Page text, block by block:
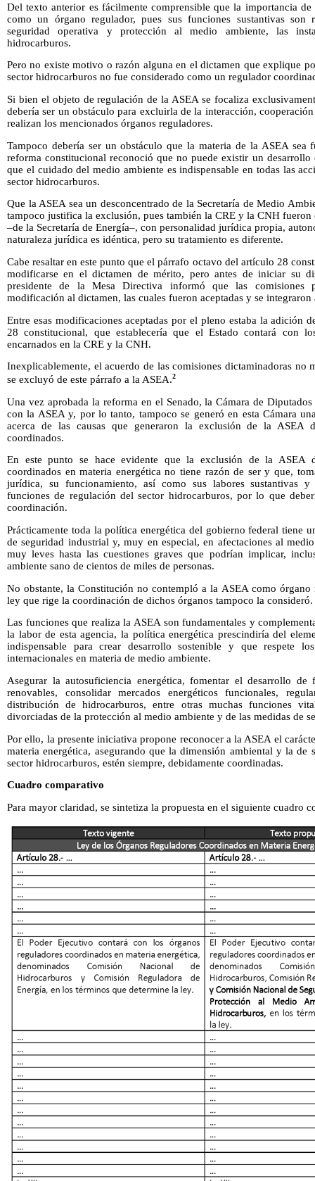
Del texto anterior es fácilmente comprensible que la importancia
como un órgano regulador, pues sus funciones sustantivas son
seguridad operativa y protección al medio ambiente, las
hidrocarburos.
Pero no existe motivo o razón alguna en el dictamen que explique
sector hidrocarburos no fue considerado como un regulador
Si bien el objeto de regulación de la ASEA se focaliza
debería ser un obstáculo para excluirla de la interacción,
realizan los mencionados órganos reguladores.
Tampoco debería ser un obstáculo que la materia de la ASEA sea
reforma constitucional reconoció que no puede existir un
que el cuidado del medio ambiente es indispensable en todas las
sector hidrocarburos.
Que la ASEA sea un desconcentrado de la Secretaría de Medio
tampoco justifica la exclusión, pues también la CRE y la CNH fueron
–de la Secretaría de Energía–, con personalidad jurídica propia,
naturaleza jurídica es idéntica, pero su tratamiento es diferente.
Cabe resaltar en este punto que el párrafo octavo del artículo 28
modificarse en el dictamen de mérito, pero antes de iniciar su
presidente de la Mesa Directiva informó que las comisiones
modificación al dictamen, las cuales fueron aceptadas y se integraron
Entre esas modificaciones aceptadas por el pleno estaba la adición
28 constitucional, que establecería que el Estado contará con
encarnados en la CRE y la CNH.
Inexplicablemente, el acuerdo de las comisiones dictaminadoras
se excluyó de este párrafo a la ASEA.2
Una vez aprobada la reforma en el Senado, la Cámara de
con la ASEA y, por lo tanto, tampoco se generó en esta Cámara
acerca de las causas que generaron la exclusión de la ASEA
coordinados.
En este punto se hace evidente que la exclusión de la ASEA
coordinados en materia energética no tiene razón de ser y que,
jurídica, su funcionamiento, así como sus labores sustantivas
funciones de regulación del sector hidrocarburos, por lo que
coordinación.
Prácticamente toda la política energética del gobierno federal tiene
de seguridad industrial y, muy en especial, en afectaciones al
muy leves hasta las cuestiones graves que podrían implicar,
ambiente sano de cientos de miles de personas.
No obstante, la Constitución no contempló a la ASEA como
ley que rige la coordinación de dichos órganos tampoco la consideró.
Las funciones que realiza la ASEA son fundamentales y
la labor de esta agencia, la política energética prescindiría del
indispensable para crear desarrollo sostenible y que respete
internacionales en materia de medio ambiente.
Asegurar la autosuficiencia energética, fomentar el desarrollo
renovables, consolidar mercados energéticos funcionales,
distribución de hidrocarburos, entre otras muchas funciones
divorciadas de la protección al medio ambiente y de las medidas de
Por ello, la presente iniciativa propone reconocer a la ASEA el
materia energética, asegurando que la dimensión ambiental y la
sector hidrocarburos, estén siempre, debidamente coordinadas.
Cuadro comparativo
Para mayor claridad, se sintetiza la propuesta en el siguiente cuadro